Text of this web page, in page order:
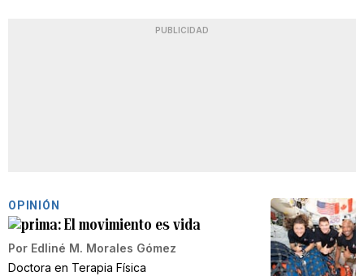
PUBLICIDAD
OPINIÓN
El movimiento es vida
Por Edliné M. Morales Gómez
Doctora en Terapia Física